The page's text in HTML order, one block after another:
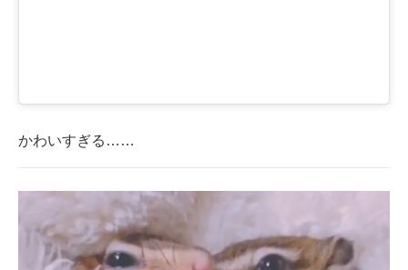
経営リーダーのコミュニティ
ITエンジニア向け専門サイト
企業向けIT製品の総合サイト
かわいすぎる……